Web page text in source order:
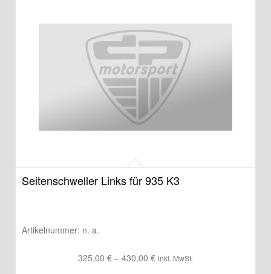
Seitenschweller Links für 935 K3
Artikelnummer: n. a.
325,00 € – 430,00 €Preisspanne:
inkl. MwSt.